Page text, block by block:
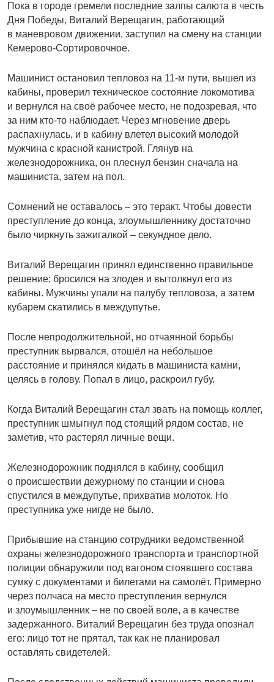
Пока в городе гремели последние залпы салюта в честь
Дня Победы, Виталий Верещагин, работающий
в маневровом движении, заступил на смену на станции
Кемерово-Сортировочное.
Машинист остановил теп­ловоз на 11-м пути, вышел из
кабины, проверил техническое состояние локомотива
и вернулся на своё рабочее место, не подозревая, что
за ним кто-то наблюдает. Через мгновение дверь
распахнулась, и в кабину влетел высокий молодой
мужчина с красной канистрой. Глянув на
железнодорожника, он плеснул бензин сначала на
машиниста, затем на пол.
Сомнений не оставалось – это теракт. Чтобы довести
преступление до конца, злоумышленнику достаточно
было чиркнуть зажигалкой – секундное дело.
Виталий Верещагин принял единственно правильное
решение: бросился на злодея и вытолкнул его из
кабины. Мужчины упали на палубу тепловоза, а затем
кубарем скатились в междупутье.
После непродолжительной, но отчаянной борьбы
преступник вырвался, отошёл на небольшое
расстояние и принялся кидать в машиниста камни,
целясь в голову. Попал в лицо, раскроил губу.
Когда Виталий Верещагин стал звать на помощь коллег,
преступник шмыгнул под стоящий рядом состав, не
заметив, что растерял личные вещи.
Железнодорожник поднялся в кабину, сообщил
о происшествии дежурному по станции и снова
спустился в междупутье, прихватив молоток. Но
преступника уже нигде не было.
Прибывшие на станцию сотрудники ведомственной
охраны железнодорожного транспорта и транспортной
полиции обнаружили под вагоном стоявшего состава
сумку с документами и билетами на самолёт. Примерно
через полчаса на место преступления вернулся
и злоумышленник – не по своей воле, а в качестве
задержанного. Виталий Верещагин без труда опознал
его: лицо тот не прятал, так как не планировал
оставлять свидетелей.